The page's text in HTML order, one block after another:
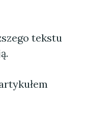
tekstu